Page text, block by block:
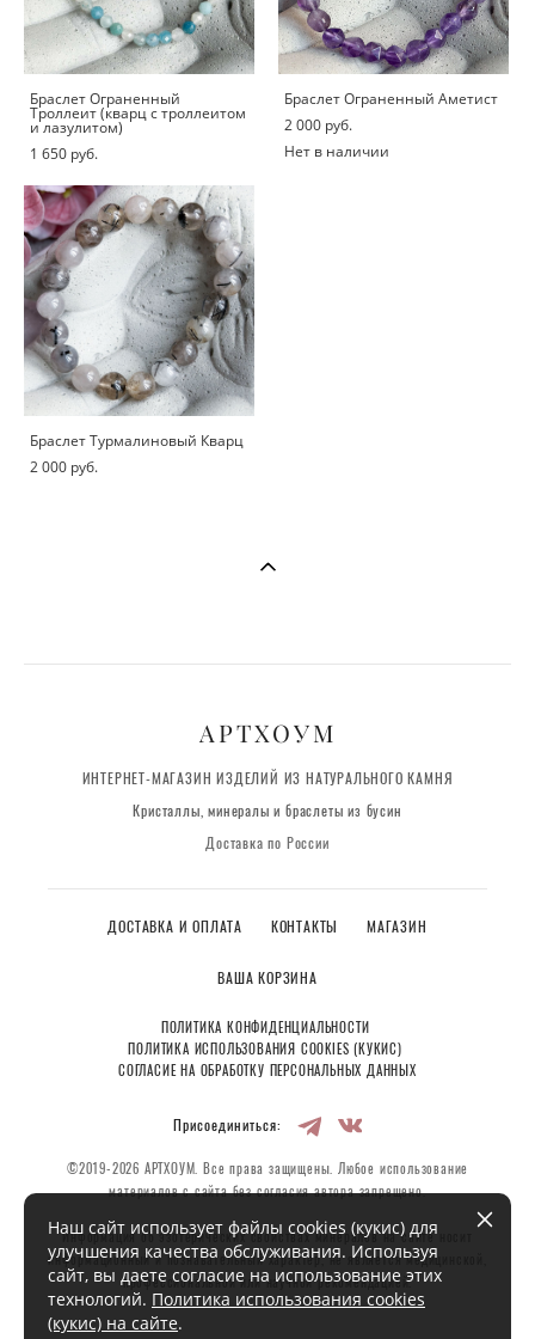
Браслет Ограненный
Троллеит (кварц с троллеитом
и лазулитом)
1 650 pуб.
Браслет Ограненный Аметист
2 000 pуб.
Нет в наличии
Браслет Турмалиновый Кварц
2 000 pуб.
АРТХОУМ
ИНТЕРНЕТ-МАГАЗИН ИЗДЕЛИЙ ИЗ НАТУРАЛЬНОГО КАМНЯ
Кристаллы, минералы и браслеты из бусин
Доставка по России
ДОСТАВКА И ОПЛАТА КОНТАКТЫ МАГАЗИН
ВАША КОРЗИНА
ПОЛИТИКА КОНФИДЕНЦИАЛЬНОСТИ
ПОЛИТИКА ИСПОЛЬЗОВАНИЯ COOKIES (КУКИС)
СОГЛАСИЕ НА ОБРАБОТКУ ПЕРСОНАЛЬНЫХ ДАННЫХ
Присоединиться:
©2019-2026 АРТХОУМ. Все права защищены. Любое использование
материалов с сайта без согласия автора запрещено.
Информация об эзотерических свойствах минералов на сайте носит
информационный и познавательный характер, не является медицинской,
профессиональной или научной рекомендацией.
Наш сайт использует файлы cookies (кукис) для
улучшения качества обслуживания. Используя
сайт, вы даете согласие на использование этих
технологий. Политика использования cookies
(кукис) на сайте.